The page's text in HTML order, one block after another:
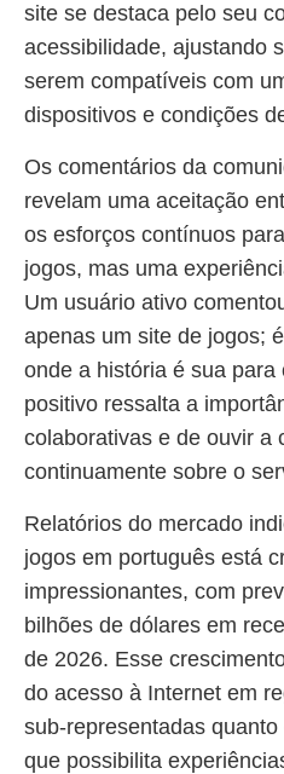
site se destaca pelo seu
acessibilidade, ajustando
serem compatíveis com
dispositivos e condições
Os comentários da
revelam uma aceitação
os esforços contínuos
jogos, mas uma
Um usuário ativo
apenas um site de jogos;
onde a história é sua
positivo ressalta a
colaborativas e de ouvir a
continuamente sobre o
Relatórios do mercado
jogos em português está
impressionantes, com
bilhões de dólares em
de 2026. Esse
do acesso à Internet em
sub-representadas
que possibilita